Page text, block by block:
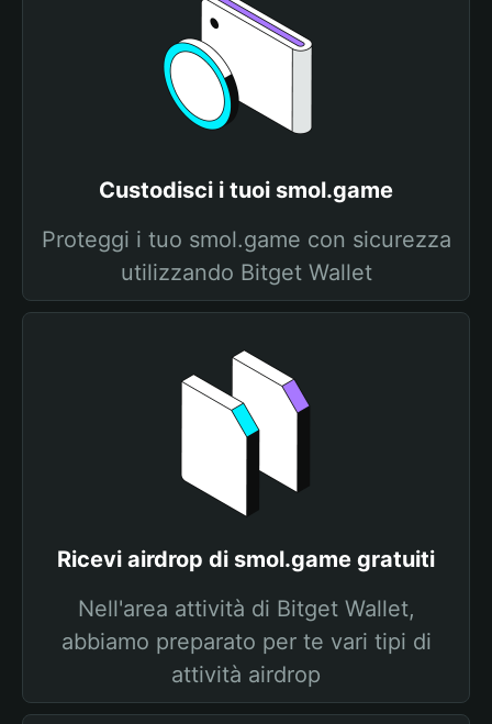
Custodisci i tuoi smol.game
Proteggi i tuo smol.game con sicurezza
utilizzando Bitget Wallet
Ricevi airdrop di smol.game gratuiti
Nell'area attività di Bitget Wallet,
abbiamo preparato per te vari tipi di
attività airdrop